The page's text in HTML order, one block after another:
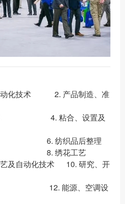
动化技术 2. 产品制造、准
技术 4. 粘合、设置及
纺织品后整理
8. 绣花工艺
艺及自动化技术 10. 研究、开
理 12. 能源、空调设